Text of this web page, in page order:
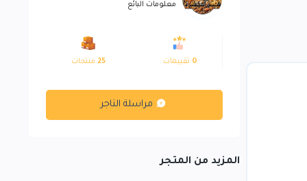
معلومات البائع
0 تقييمات 25 منتجات
مراسلة التاجر
المزيد من المتجر